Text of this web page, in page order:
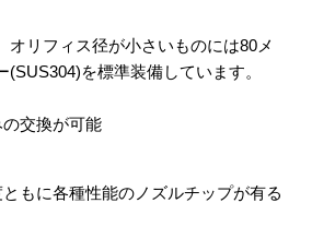
リフィス径が小さいものには80メ
(SUS304)を標準装備しています。
の交換が可能
もに各種性能のノズルチップが有る